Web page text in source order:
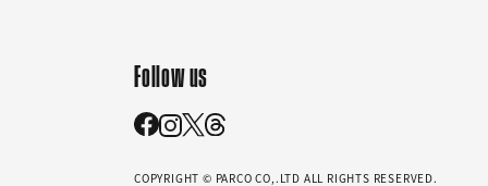
Follow us
COPYRIGHT © PARCO CO,.LTD ALL RIGHTS RESERVED.